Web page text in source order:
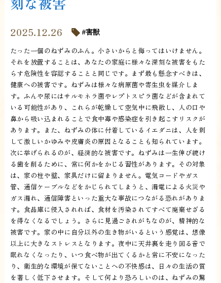
2025.12.26 害獣
たった一個のねずみのふん。小さいからと侮ってはいけません。
それを放置することは、あなたの家庭に様々な深刻な被害をもた
らす危険性を容認することと同じです。まず最も懸念すべきは、
健康への被害です。ねずみは様々な病原菌や寄生虫を媒介しま
す。ふんや尿にはサルモネラ菌やレプトスピラ菌などが含まれて
いる可能性があり、これらが乾燥して空気中に飛散し、人の口や
鼻から吸い込まれることで食中毒や感染症を引き起こすリスクが
あります。また、ねずみの体に付着しているイエダニは、人を刺
して激しいかゆみや皮膚炎の原因となることも知られています。
次に挙げられるのが、経済的な被害です。ねずみは一生伸び続け
る歯を削るために、常に何かをかじる習性があります。その対象
は、家の柱や壁、家具だけに留まりません。電気コードやガス
管、通信ケーブルなどをかじられてしまうと、漏電による火災や
ガス漏れ、通信障害といった重大な事故につながる恐れがありま
す。食品庫に侵入されれば、食材を汚染されてすべて廃棄せざる
を得なくなるでしょう。さらに見過ごされがちなのが、精神的な
被害です。家の中に自分以外の生き物がいるという感覚は、想像
以上に大きなストレスとなります。夜中に天井裏を走り回る音で
眠れなくなったり、いつ食べ物が出てくるかと常に不安になった
り、衛生的な環境が保てないことへの不快感は、日々の生活の質
を著しく低下させます。そして何より恐ろしいのは、ねずみの驚